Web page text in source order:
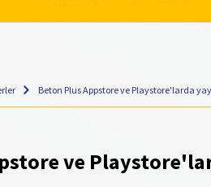
Beton Plus Appstore ve Playstore'larda
ve